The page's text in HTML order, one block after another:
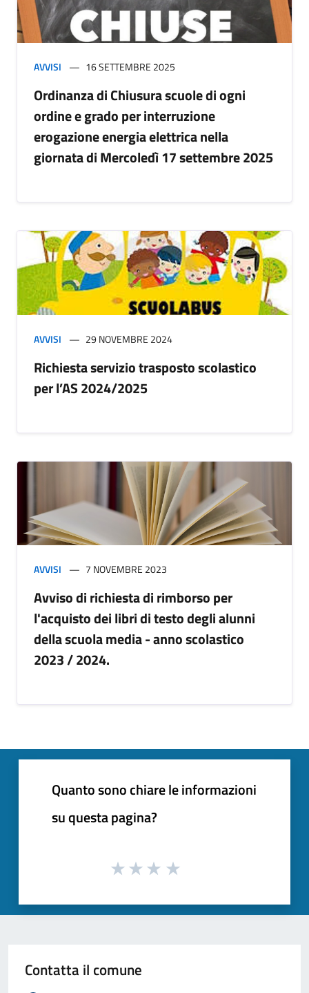
AVVISI 16 SETTEMBRE 2025
Ordinanza di Chiusura scuole di ogni
ordine e grado per interruzione
erogazione energia elettrica nella
giornata di Mercoledì 17 settembre 2025
AVVISI 29 NOVEMBRE 2024
Richiesta servizio trasposto scolastico
per l’AS 2024/2025
AVVISI 7 NOVEMBRE 2023
Avviso di richiesta di rimborso per
l'acquisto dei libri di testo degli alunni
della scuola media - anno scolastico
2023 / 2024.
Quanto sono chiare le informazioni
su questa pagina?
Contatta il comune